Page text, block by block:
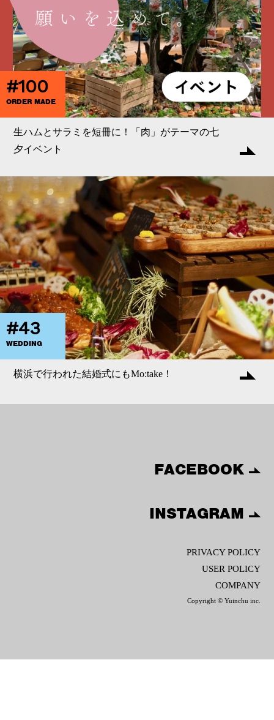
#100
ORDER MADE
生ハムとサラミを短冊に！「肉」がテーマの七
夕イベント
#43
WEDDING
横浜で行われた結婚式にもMo:take！
FACEBOOK
INSTAGRAM
PRIVACY POLICY
USER POLICY
COMPANY
Copyright © Yuinchu inc.